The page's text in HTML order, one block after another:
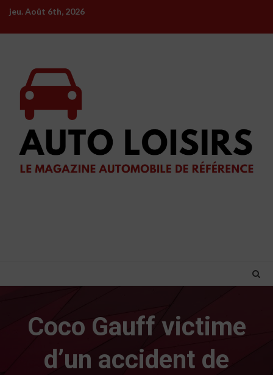
Skip
content
jeu. Août 6th, 2026
Coco Gauff victime
d’un accident de